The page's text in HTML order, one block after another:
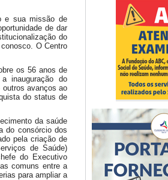
e sua missão de
de dar
do
O Centro
os 56 anos de
inauguração do
outros avanços ao
do status de
da saúde
do consórcio dos
pela criação de
de Saúde)
do Executivo
comuns entre a
para ampliar a